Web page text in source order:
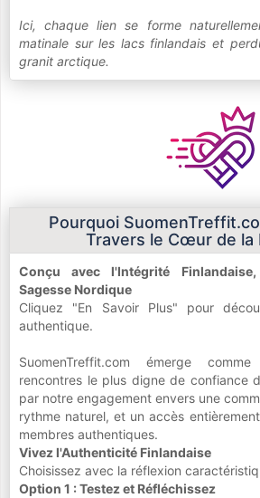
Ici, chaque lien se forme
matinale sur les lacs finlandais et
granit arctique.
Pourquoi
Travers le Cœur de la
Conçu avec l'Intégrité
Sagesse Nordique
Cliquez "En Savoir Plus" pour
authentique.
SuomenTreffit.com émerge
rencontres le plus digne de confiance
par notre engagement envers une
rythme naturel, et un accès
membres authentiques.
Vivez l'Authenticité Finlandaise
Choisissez avec la réflexion
Option 1 : Testez et Réfléchissez